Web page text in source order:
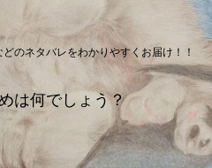
のネタバレをわかりやすくお届け！！
は何でしょう？